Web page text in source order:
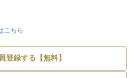
こちら
登録する【無料】